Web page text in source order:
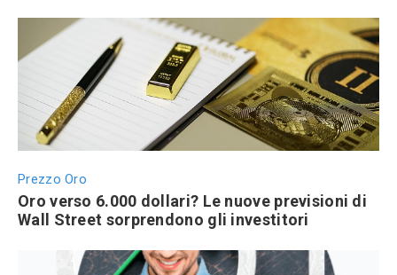
Prezzo Oro
Oro verso 6.000 dollari? Le nuove previsioni di
Wall Street sorprendono gli investitori